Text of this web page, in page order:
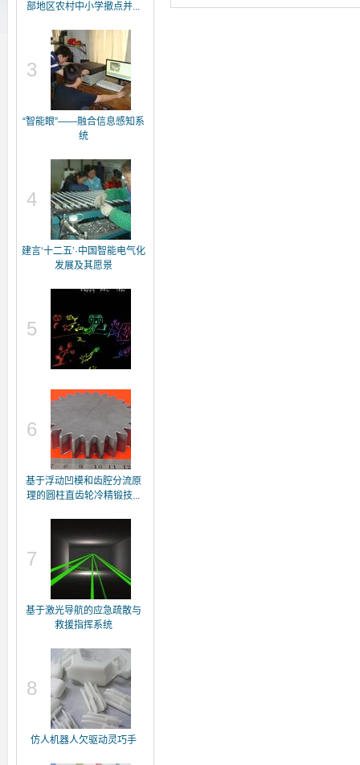
部地区农村中小学撤点并...
3
“智能眼”——融合信息感知系
统
4
建言‘十二五’·中国智能电气化
发展及其愿景
5
6
基于浮动凹模和齿腔分流原
理的圆柱直齿轮冷精锻技...
7
基于激光导航的应急疏散与
救援指挥系统
8
仿人机器人欠驱动灵巧手